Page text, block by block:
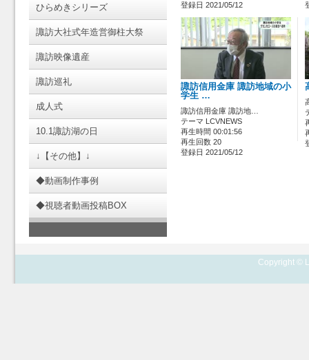
ひらめきシリーズ
諏訪大社式年造営御柱大祭
諏訪映像遺産
諏訪巡礼
成人式
10.1諏訪湖の日
↓【その他】↓
◆動画制作事例
◆視聴者動画投稿BOX
登録日 2021/05/12
諏訪信用金庫 諏訪地域の小
学生 …
諏訪信用金庫 諏訪地…
テーマ LCVNEWS
再生時間 00:01:56
再生回数 20
登録日 2021/05/12
Copyright ©